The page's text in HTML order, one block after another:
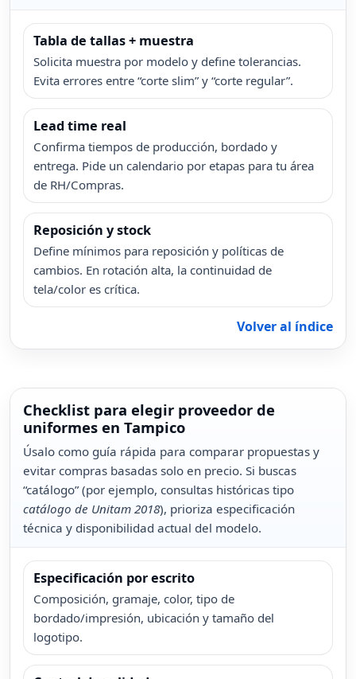
Tabla de tallas + muestra
Solicita muestra por modelo y define tolerancias.
Evita errores entre “corte slim” y “corte regular”.
Lead time real
Confirma tiempos de producción, bordado y
entrega. Pide un calendario por etapas para tu área
de RH/Compras.
Reposición y stock
Define mínimos para reposición y políticas de
cambios. En rotación alta, la continuidad de
tela/color es crítica.
Volver al índice
Checklist para elegir proveedor de
uniformes en Tampico
Úsalo como guía rápida para comparar propuestas y
evitar compras basadas solo en precio. Si buscas
“catálogo” (por ejemplo, consultas históricas tipo
catálogo de Unitam 2018), prioriza especificación
técnica y disponibilidad actual del modelo.
Especificación por escrito
Composición, gramaje, color, tipo de
bordado/impresión, ubicación y tamaño del
logotipo.